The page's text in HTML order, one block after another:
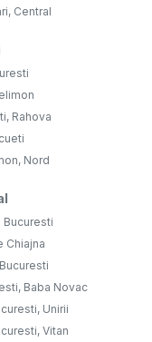
Central
Rahova
Nord
Chiajna
Baba Novac
Unirii
Vitan